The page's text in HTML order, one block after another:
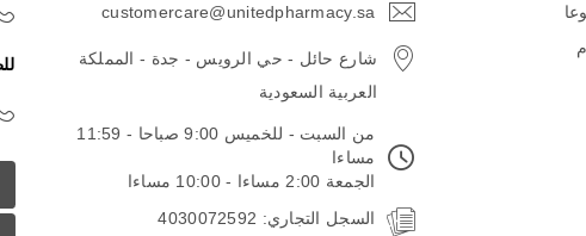
customercare@unitedpharmacy.sa
شارع حائل - حي الرويس - جدة - المملكة
العربية السعودية
من السبت - للخميس 9:00 صباحا - 11:59
مساءا
الجمعة 2:00 مساءا - 10:00 مساءا
السجل التجاري: 4030072592